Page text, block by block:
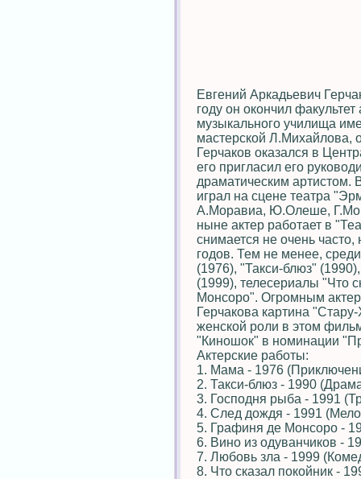
Евгений Аркадьевич
году он окончил
музыкального училища
мастерской Л.Михайлова,
Герчаков оказался в
его пригласил его
драматическим артистом.
играл на сцене театра
А.Моравиа, Ю.Олеше,
ныне актер работает в
снимается не очень
годов. Тем не менее,
(1976), "Такси-блюз"
(1999), телесериалы "Что
Монсоро". Огромным
Герчакова картина
женской роли в этом
"Киношок" в номинации
Актерские работы:
1. Мама - 1976
2. Такси-блюз - 1990
3. Господня рыба - 1991
4. След дождя - 1991
5. Графиня де Монсоро -
6. Вино из одуванчиков -
7. Любовь зла - 1999
8. Что сказал покойник -